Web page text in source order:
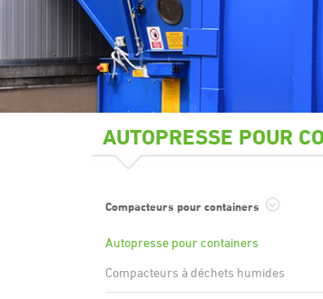
AUTOPRESSE POUR
Compacteurs pour containers
Autopresse pour containers
Compacteurs à déchets humides